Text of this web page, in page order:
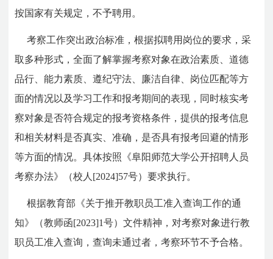
按国家有关规定，不予聘用。
考察工作突出政治标准，根据拟聘用岗位的要求，采
取多种形式，全面了解掌握考察对象在政治素质、道德
品行、能力素质、遵纪守法、廉洁自律、岗位匹配等方
面的情况以及学习工作和报考期间的表现，同时核实考
察对象是否符合规定的报考资格条件，提供的报考信息
和相关材料是否真实、准确，是否具有报考回避的情形
等方面的情况。具体按照《阜阳师范大学公开招聘人员
考察办法》（校人[2024]57号）要求执行。
根据教育部《关于推开教职员工准入查询工作的通
知》（教师函[2023]1号）文件精神，对考察对象进行教
职员工准入查询，查询未通过者，考察环节不予合格。